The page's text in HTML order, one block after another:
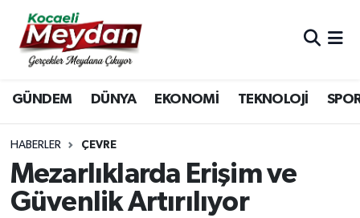
GÜNDEM DÜNYA EKONOMİ TEKNOLOJİ
HABERLER ÇEVRE
Mezarlıklarda Erişim ve
Güvenlik Artırılıyor
Nöbetçi Eczaneler
Hava Durumu
Trafik Durumu
Süper Lig Puan Durumu ve Fikstür